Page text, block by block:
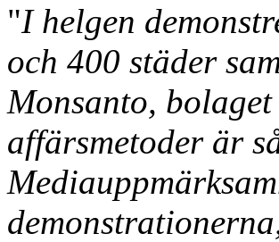
"I helgen
och 400 städer
Monsanto,
affärsmetoder är